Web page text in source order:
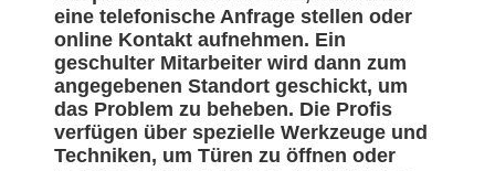
eine telefonische Anfrage stellen oder
online Kontakt aufnehmen. Ein
geschulter Mitarbeiter wird dann zum
angegebenen Standort geschickt, um
das Problem zu beheben. Die Profis
verfügen über spezielle Werkzeuge und
Techniken, um Türen zu öffnen oder